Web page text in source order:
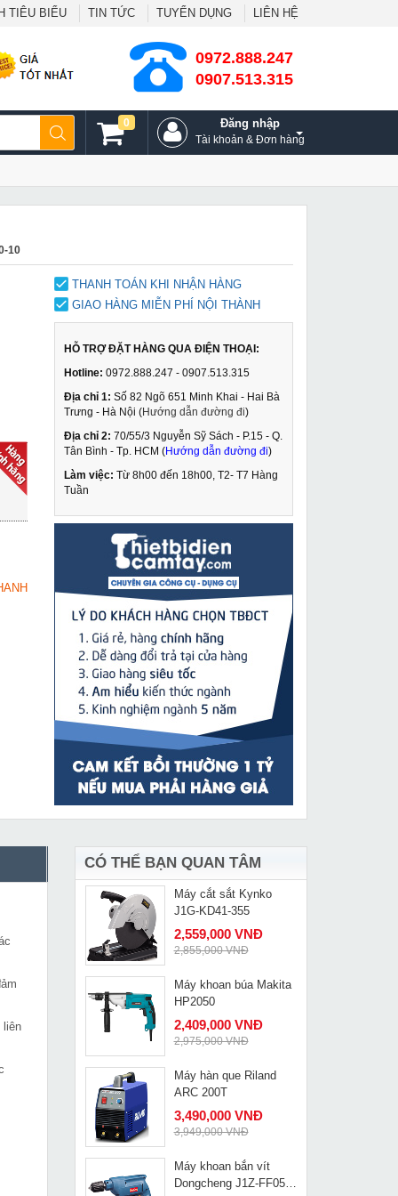
TIÊU BIỂU TIN TỨC TUYỂN DỤNG LIÊN HỆ
0972.888.247
0907.513.315
Đăng nhập
Tài khoản & Đơn hàng
0
10
THANH TOÁN KHI NHẬN HÀNG
GIAO HÀNG MIỄN PHÍ NỘI THÀNH
HỖ TRỢ ĐẶT HÀNG QUA ĐIỆN THOẠI:
Hotline: 0972.888.247 - 0907.513.315
Địa chỉ 1: Số 82 Ngõ 651 Minh Khai - Hai Bà
Trưng - Hà Nội (Hướng dẫn đường đi)
Địa chỉ 2: 70/55/3 Nguyễn Sỹ Sách - P.15 - Q.
Tân Bình - Tp. HCM (Hướng dẫn đường đi)
Làm việc: Từ 8h00 đến 18h00, T2- T7 Hàng
Tuần
liên
CÓ THỂ BẠN QUAN TÂM
MUA NGAY
Máy khoan từ Oubao
OB-5000E công suất
lớn điều chỉnh tốc độ
9,890,000 VNĐ
Kawasaki 5 tấn 5m VC-
5
3,750,000 VNĐ
3,985,000 VNĐ
MUA NGAY
Máy đục bê tông
Dongcheng Z1G-FF-6
2,130,000 VNĐ
2,550,000 VNĐ
MUA NGAY
Máy phát hàn Jasic
WG-6500
24,429,000 VNĐ
30,748,000 VNĐ
MUA NGAY
Pa lăng xích lắc tay 3
tấn Deasan D30
4,012,000 VNĐ
MUA NGAY
Máy cắt sắt Kynko
J1G-KD41-355
2,559,000 VNĐ
2,855,000 VNĐ
MUA NGAY
Máy khoan búa Makita
HP2050
2,409,000 VNĐ
2,975,000 VNĐ
MUA NGAY
Máy hàn que Riland
ARC 200T
3,490,000 VNĐ
3,949,000 VNĐ
Máy khoan bắn vít
Dongcheng J1Z-FF05-